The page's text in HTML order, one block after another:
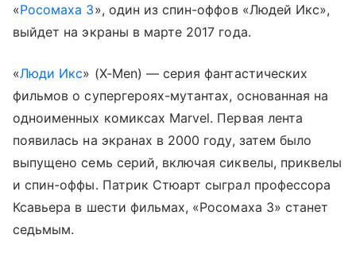
«Росомаха 3», один из спин-оффов «Людей Икс»,
выйдет на экраны в марте 2017 года.
«Люди Икс» (X-Men) — серия фантастических
фильмов о супергероях-мутантах, основанная на
одноименных комиксах Marvel. Первая лента
появилась на экранах в 2000 году, затем было
выпущено семь серий, включая сиквелы, приквелы
и спин-оффы. Патрик Стюарт сыграл профессора
Ксавьера в шести фильмах, «Росомаха 3» станет
седьмым.